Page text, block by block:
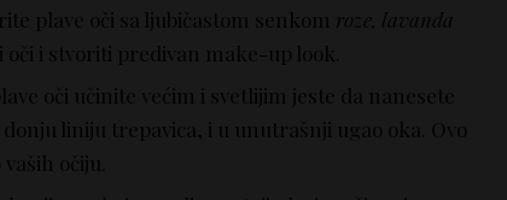
plave oči sa ljubičastom senkom roze, lavanda
oči i stvoriti predivan make-up look.
oči učinite većim i svetlijim jeste da nanesete
donju liniju trepavica, i u unutrašnji ugao oka. Ovo
očiju.